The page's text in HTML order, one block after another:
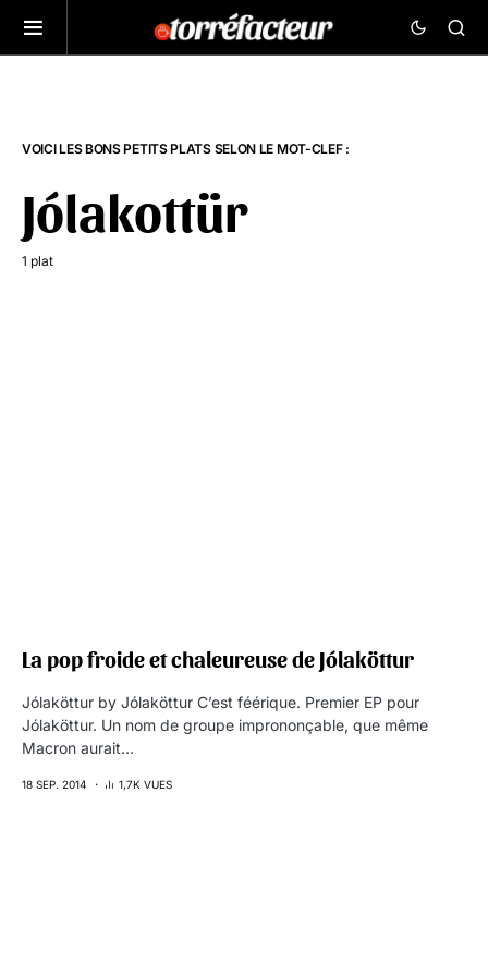
VOICI LES BONS PETITS PLATS SELON LE MOT-CLEF :
Jólakottür
1 plat
La pop froide et chaleureuse de Jólaköttur
Jólaköttur by Jólaköttur C’est féérique. Premier EP pour
Jólaköttur. Un nom de groupe imprononçable, que même
Macron aurait…
18 SEP. 2014 1,7K VUES